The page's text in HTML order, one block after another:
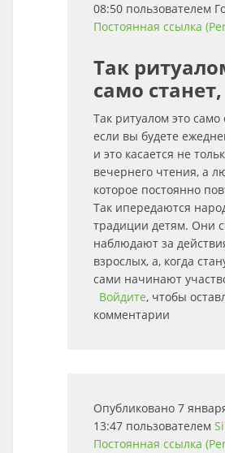
08:50 пользователем
Постоянная ссылка
Так
само станет,
Так ритуалом это само
если вы будете
и это касается не
вечернего чтения, а
которое постоянно
Так ипередаются
традиции детям. Они
наблюдают за
взрослых, а, когда
сами начинают
Войдите, чтобы
комментарии
Опубликовано 7
13:47 пользователем
Постоянная ссылка